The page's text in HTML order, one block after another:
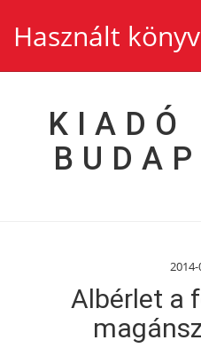
Használt
KIADÓ
Albérlet a